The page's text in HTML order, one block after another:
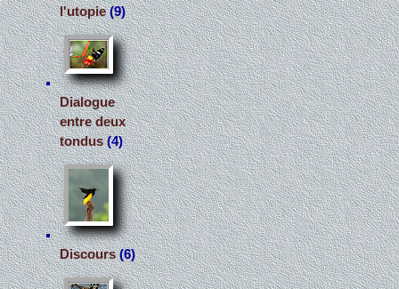
l'utopie(9)
Dialogue
entre deux
tondus(4)
Discours(6)